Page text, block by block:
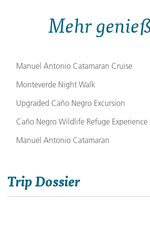
Mehr
Manuel Antonio Catamaran Cruise
Monteverde Night Walk
Upgraded Caño Negro Excursion
Caño Negro Wildlife Refuge Experience
Manuel Antonio Catamaran
Trip Dossier
Journeys: Entdecke